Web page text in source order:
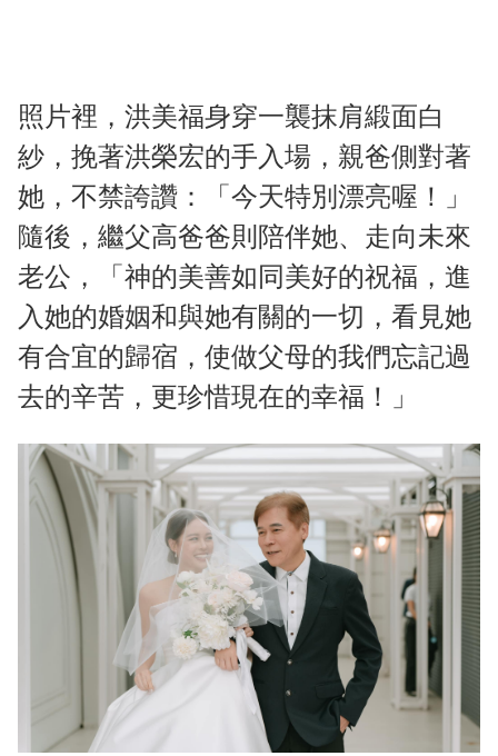
照片裡，洪美福身穿一襲抹肩緞面白
紗，挽著洪榮宏的手入場，親爸側對著
她，不禁誇讚：「今天特別漂亮喔！」
隨後，繼父高爸爸則陪伴她、走向未來
老公，「神的美善如同美好的祝福，進
入她的婚姻和與她有關的一切，看見她
有合宜的歸宿，使做父母的我們忘記過
去的辛苦，更珍惜現在的幸福！」